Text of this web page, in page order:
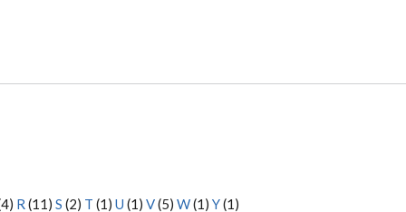
R (11) S (2) T (1) U (1) V(5) W(1) Y(1)